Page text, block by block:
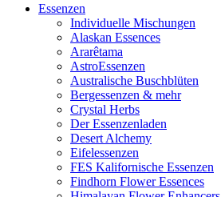
Essenzen
Individuelle Mischungen
Alaskan Essences
Ararêtama
AstroEssenzen
Australische Buschblüten
Bergessenzen & mehr
Crystal Herbs
Der Essenzenladen
Desert Alchemy
Eifelessenzen
FES Kalifornische Essenzen
Findhorn Flower Essences